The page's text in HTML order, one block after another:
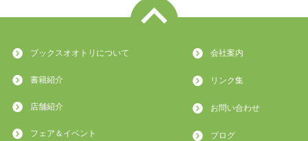
ブックスオオトリについて
書籍紹介
店舗紹介
フェア＆イベント
会社案内
リンク集
お問い合わせ
ブログ